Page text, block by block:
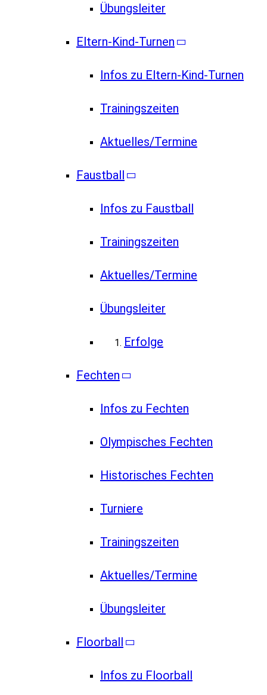
Übungsleiter
Eltern-Kind-Turnen
Infos zu Eltern-Kind-Turnen
Trainingszeiten
Aktuelles/Termine
Faustball
Infos zu Faustball
Trainingszeiten
Aktuelles/Termine
Übungsleiter
Erfolge
Fechten
Infos zu Fechten
Olympisches Fechten
Historisches Fechten
Turniere
Trainingszeiten
Aktuelles/Termine
Übungsleiter
Floorball
Infos zu Floorball